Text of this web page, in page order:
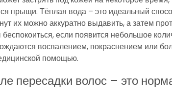
прыщи. Тёплая вода – это идеальный
их можно аккуратно выдавить, а затем
если появится небольшое
воспалением, покраснением или
помощью.
пересадки волос – это